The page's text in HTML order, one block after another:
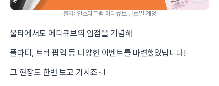
출처: 인스타그램 메디큐브 글로벌 계정
울타에서도 메디큐브의 입점을 기념해
풀파티, 트럭 팝업 등 다양한 이벤트를 마련했었답니다!
그 현장도 한번 보고 가시죠~!